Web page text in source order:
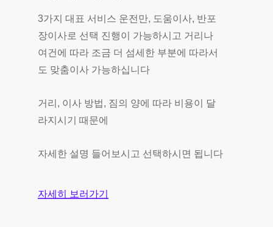
3가지 대표 서비스 운전만, 도움이사, 반포
장이사로 선택 진행이 가능하시고 거리나
여건에 따라 조금 더 섬세한 부분에 따라서
도 맞춤이사 가능하십니다
거리, 이사 방법, 짐의 양에 따라 비용이 달
라지시기 때문에
자세한 설명 들어보시고 선택하시면 됩니다
자세히 보러가기